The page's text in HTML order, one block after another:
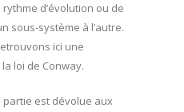
d’évolution ou de
sous-système à l’autre.
ici une
loi de Conway.
est dévolue aux